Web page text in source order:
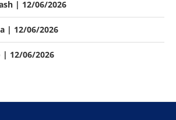
| 12/06/2026
| 12/06/2026
| 12/06/2026